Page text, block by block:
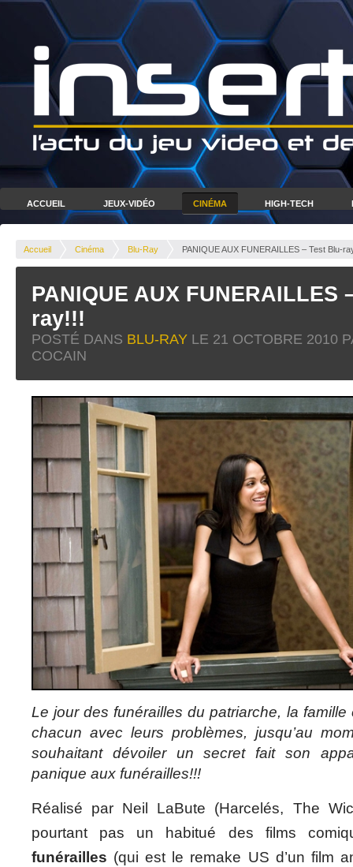
ACCUEIL JEUX-VIDÉO CINÉMA HIGH-TECH
Accueil Cinéma Blu-Ray PANIQUE AUX FUNERAILLES – Test Blu-
PANIQUE AUX FUNERAILLES
ray!!!
POSTÉ DANS BLU-RAY LE 21 OCTOBRE 2010
COCAIN
Le jour des funérailles du patriarche, la
chacun avec leurs problèmes, jusqu’au
souhaitant dévoiler un secret fait son
panique aux funérailles!!!
Réalisé par Neil LaBute (Harcelés, The
pourtant pas un habitué des films
funérailles (qui est le remake US d’un film